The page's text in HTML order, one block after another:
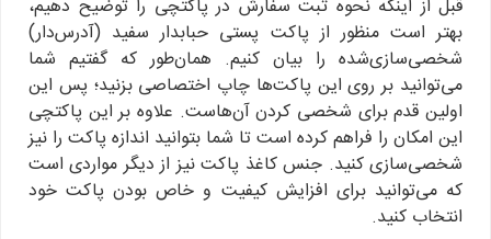
قبل از اینکه نحوه ثبت سفارش در پاکتچی را توضیح دهیم،
بهتر است منظور از پاکت پستی حبابدار سفید (آدرس‌دار)
شخصی‌سازی‌شده را بیان کنیم. همان‌طور که گفتیم شما
می‌توانید بر روی این پاکت‌ها چاپ اختصاصی بزنید؛ پس این
اولین قدم برای شخصی کردن آن‌هاست. علاوه بر این پاکتچی
این امکان را فراهم کرده است تا شما بتوانید اندازه پاکت را نیز
شخصی‌سازی کنید. جنس کاغذ پاکت نیز از دیگر مواردی است
که می‌توانید برای افزایش کیفیت و خاص بودن پاکت خود
انتخاب کنید.